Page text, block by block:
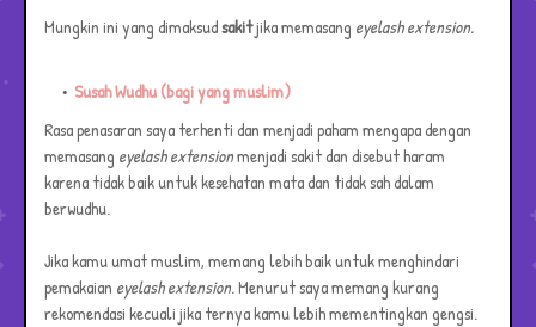
Mungkin ini yang dimaksudsakitjika memasang eyelash extension.
Susah Wudhu (bagi yang muslim)
Rasa penasaran saya terhenti dan menjadi paham mengapa dengan
memasang eyelash extensionmenjadi sakit dan disebut haram
karena tidak baik untuk kesehatan mata dan tidak sah dalam
berwudhu.
Jika kamu umat muslim, memang lebih baik untuk menghindari
pemakaian eyelash extension. Menurut saya memang kurang
rekomendasi kecuali jika ternya kamu lebih mementingkan gengsi.